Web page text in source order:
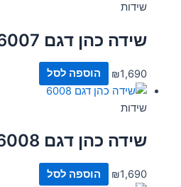
שידות
שידה כהן דגם 6007
₪1,690 הוספה לסל
שידות
שידה כהן דגם 6008
₪1,690 הוספה לסל